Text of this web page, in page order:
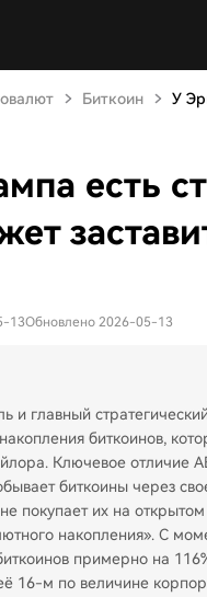
Биткоин У
есть
13Обновлено 2026-05-13
и главный
биткоинов,
Ключевое отличие
биткоины через
покупает их на
накопления». С
примерно на
16-м по величине